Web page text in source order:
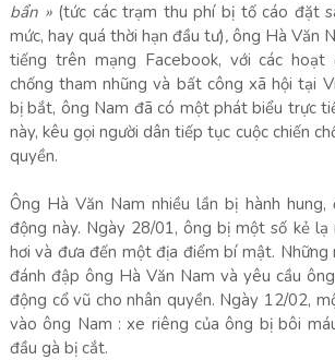
bẩn »(tức các trạm thu phí bị tố cáo đặt
mức, hay quá thời hạn đầu tư),ông Hà Văn
tiếng trên mạng Facebook, với các hoạt
chống tham nhũng và bất công xã hội tại
bị bắt, ông Nam đã có một phát biểu trực
này, kêu gọi người dân tiếp tục cuộc chiến
quyền.
Ông Hà Văn Nam nhiều lần bị hành
động này. Ngày 28/01, ông bị một số kẻ
hơi và đưa đến một địa điểm bí mật. Những
đánh đập ông Hà Văn Nam và yêu cầu
động cổ vũ cho nhân quyền. Ngày 12/02,
vào ông Nam : xe riêng của ông bị bôi
đầu gà bị cắt.